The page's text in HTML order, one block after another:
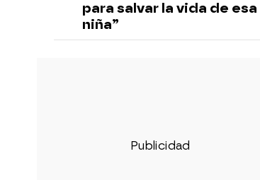
para salvar la vida de esa
niña”